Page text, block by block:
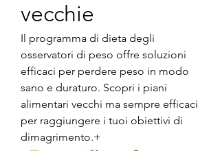
vecchie
Il programma di dieta degli
osservatori di peso offre soluzioni
efficaci per perdere peso in modo
sano e duraturo. Scopri i piani
alimentari vecchi ma sempre efficaci
per raggiungere i tuoi obiettivi di
dimagrimento.+